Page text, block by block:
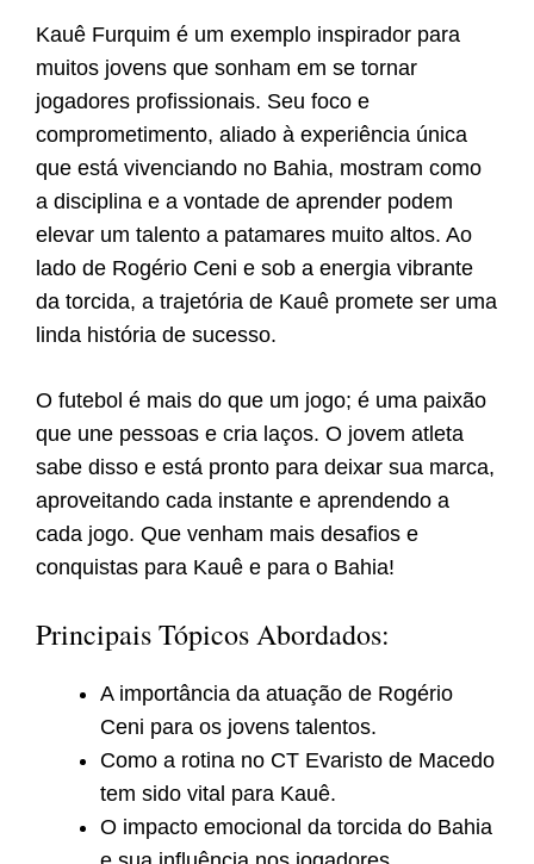
Kauê Furquim é um exemplo inspirador para
muitos jovens que sonham em se tornar
jogadores profissionais. Seu foco e
comprometimento, aliado à experiência única
que está vivenciando no Bahia, mostram como
a disciplina e a vontade de aprender podem
elevar um talento a patamares muito altos. Ao
lado de Rogério Ceni e sob a energia vibrante
da torcida, a trajetória de Kauê promete ser uma
linda história de sucesso.
O futebol é mais do que um jogo; é uma paixão
que une pessoas e cria laços. O jovem atleta
sabe disso e está pronto para deixar sua marca,
aproveitando cada instante e aprendendo a
cada jogo. Que venham mais desafios e
conquistas para Kauê e para o Bahia!
Principais Tópicos Abordados:
A importância da atuação de Rogério
Ceni para os jovens talentos.
Como a rotina no CT Evaristo de Macedo
tem sido vital para Kauê.
O impacto emocional da torcida do Bahia